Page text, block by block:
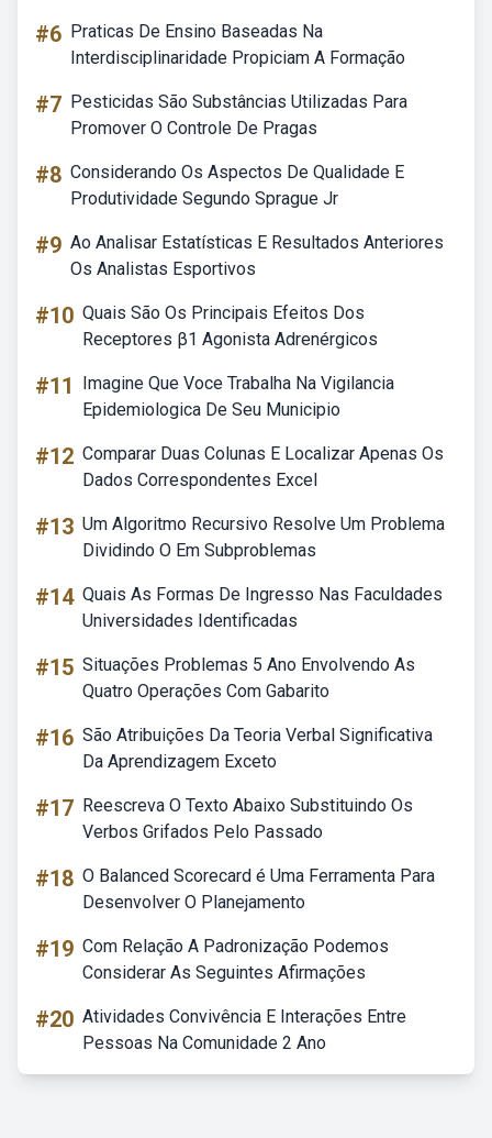
#6 Praticas De Ensino Baseadas Na
Interdisciplinaridade Propiciam A Formação
#7 Pesticidas São Substâncias Utilizadas Para
Promover O Controle De Pragas
#8 Considerando Os Aspectos De Qualidade E
Produtividade Segundo Sprague Jr
#9 Ao Analisar Estatísticas E Resultados Anteriores
Os Analistas Esportivos
#10 Quais São Os Principais Efeitos Dos
Receptores β1 Agonista Adrenérgicos
#11
Imagine Que Voce Trabalha Na Vigilancia
Epidemiologica De Seu Municipio
#12 Comparar Duas Colunas E Localizar Apenas Os
Dados Correspondentes Excel
#13 Um Algoritmo Recursivo Resolve Um Problema
Dividindo O Em Subproblemas
#14 Quais As Formas De Ingresso Nas Faculdades
Universidades Identificadas
#15 Situações Problemas 5 Ano Envolvendo As
Quatro Operações Com Gabarito
#16 São Atribuições Da Teoria Verbal Significativa
Da Aprendizagem Exceto
#17 Reescreva O Texto Abaixo Substituindo Os
Verbos Grifados Pelo Passado
#18 O Balanced Scorecard é Uma Ferramenta Para
Desenvolver O Planejamento
#19 Com Relação A Padronização Podemos
Considerar As Seguintes Afirmações
#20 Atividades Convivência E Interações Entre
Pessoas Na Comunidade 2 Ano